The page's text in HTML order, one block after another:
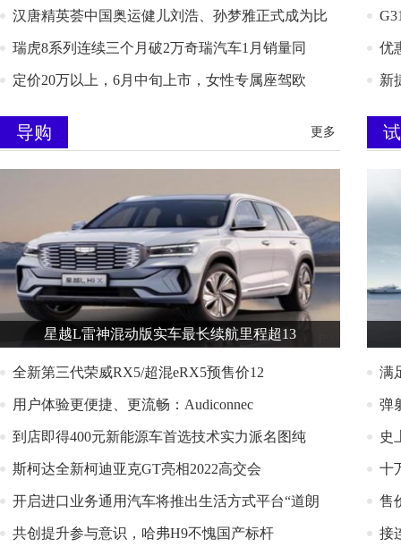
汉唐精英荟中国奥运健儿刘浩、孙梦雅正式成为比
瑞虎8系列连续三个月破2万奇瑞汽车1月销量同
定价20万以上，6月中旬上市，女性专属座驾欧
优
新
导购 更多
星越L雷神混动版实车最长续航里程超13
全新第三代荣威RX5/超混eRX5预售价12
用户体验更便捷、更流畅：Audiconnec
到店即得400元新能源车首选技术实力派名图纯
斯柯达全新柯迪亚克GT亮相2022高交会
开启进口业务通用汽车将推出生活方式平台“道朗
共创提升参与意识，哈弗H9不愧国产标杆
满
弹
史
十
售
接